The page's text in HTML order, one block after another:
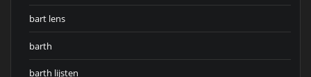
bart lens
barth
barth lijsten